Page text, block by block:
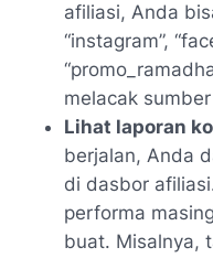
afiliasi, Anda
“instagram”,
melacak
Lihat laporan
berjalan, Anda
di dasbor
performa
buat. Misalnya,